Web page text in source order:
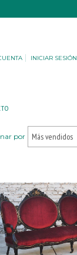
INICIAR SESIÓN
por